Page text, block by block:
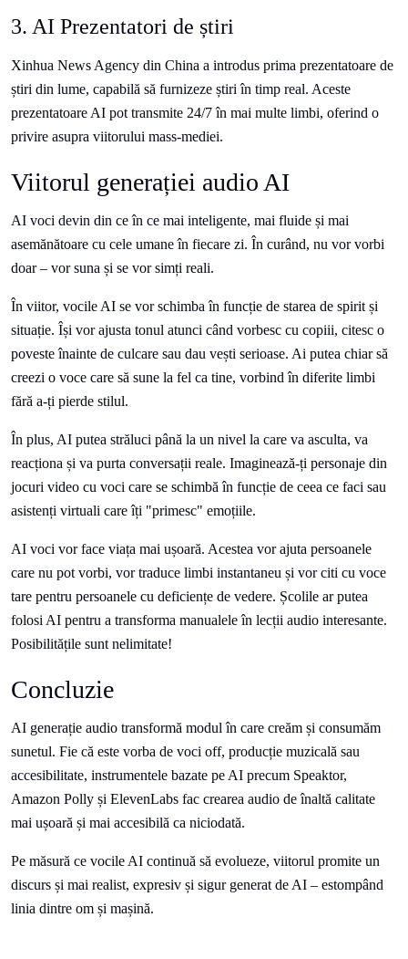
3. AI Prezentatori de știri
Xinhua News Agency din China a introdus prima prezentatoare de
știri din lume, capabilă să furnizeze știri în timp real. Aceste
prezentatoare AI pot transmite 24/7 în mai multe limbi, oferind o
privire asupra viitorului mass-mediei.
Viitorul generației audio AI
AI voci devin din ce în ce mai inteligente, mai fluide și mai
asemănătoare cu cele umane în fiecare zi. În curând, nu vor vorbi
doar – vor suna și se vor simți reali.
În viitor, vocile AI se vor schimba în funcție de starea de spirit și
situație. Își vor ajusta tonul atunci când vorbesc cu copiii, citesc o
poveste înainte de culcare sau dau vești serioase. Ai putea chiar să
creezi o voce care să sune la fel ca tine, vorbind în diferite limbi
fără a-ți pierde stilul.
În plus, AI putea străluci până la un nivel la care va asculta, va
reacționa și va purta conversații reale. Imaginează-ți personaje din
jocuri video cu voci care se schimbă în funcție de ceea ce faci sau
asistenți virtuali care îți "primesc" emoțiile.
AI voci vor face viața mai ușoară. Acestea vor ajuta persoanele
care nu pot vorbi, vor traduce limbi instantaneu și vor citi cu voce
tare pentru persoanele cu deficiențe de vedere. Școlile ar putea
folosi AI pentru a transforma manualele în lecții audio interesante.
Posibilitățile sunt nelimitate!
Concluzie
AI generație audio transformă modul în care creăm și consumăm
sunetul. Fie că este vorba de voci off, producție muzicală sau
accesibilitate, instrumentele bazate pe AI precum Speaktor,
Amazon Polly și ElevenLabs fac crearea audio de înaltă calitate
mai ușoară și mai accesibilă ca niciodată.
Pe măsură ce vocile AI continuă să evolueze, viitorul promite un
discurs și mai realist, expresiv și sigur generat de AI – estompând
linia dintre om și mașină.